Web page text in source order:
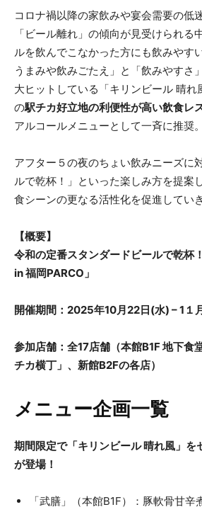
コロナ禍以降の家飲みや宴会需要の低
「ビール離れ」の傾向が見受けられる
ルを飲んでこなかった方にも飲みやす
うまみや飲みごたえ」と「飲みやすさ
大ヒットしている「キリンビール 晴れ
の駅チカ好立地の利便性が高い飲食レ
アルコールメニューとして一斉に推奨。
アフター５の夜のちょい飲みニーズに
ルで乾杯！」といった楽しみ方を提案
食シーンの更なる活性化を促進していき
【概要】
令和の定番スタンダードビールで乾杯
in 福岡PARCO」
開催期間：2025年10月22日(水) – 1
参加店舗：全17店舗（本館B1F 地下食
チカ横丁」、新館B2Fの各店）
メニュー企画一覧
期間限定で「キリンビール 晴れ風」を
が登場！
「武膳」（本館B1F）：豚軟骨甘辛